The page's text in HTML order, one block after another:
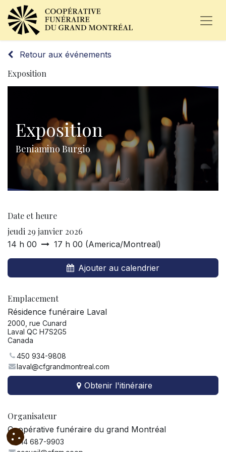
Retour aux événements
Exposition
Exposition
Beniamino Burgio
Date et heure
jeudi 29 janvier 2026
14 h 00 17 h 00 (America/Montreal)
Ajouter au calendrier
Emplacement
Résidence funéraire Laval
2000, rue Cunard
Laval QC H7S2G5
Canada
450 934-9808
laval@cfgrandmontreal.com
Obtenir l'itinéraire
Organisateur
Coopérative funéraire du grand Montréal
514 687-9903